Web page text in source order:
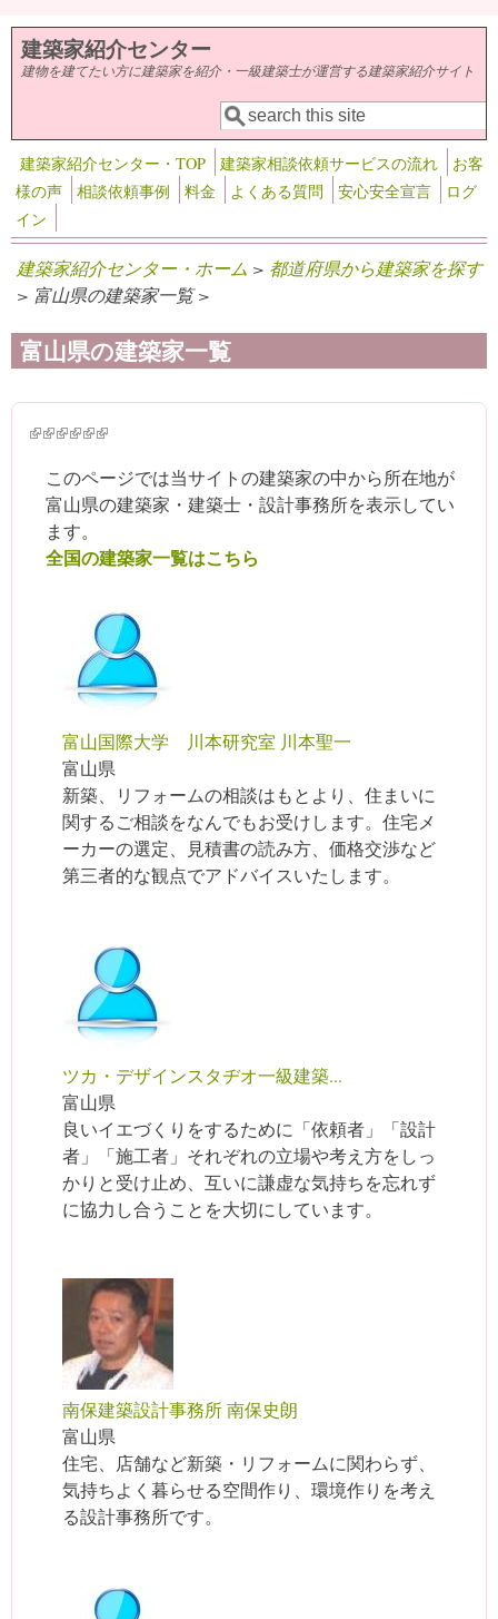
メインコンテンツに移動
建築家紹介センター
建物を建てたい方に建築家を紹介・一級建築士が運営する建築家紹介サイト
検索フォーム
検索
建築家紹介センター・TOP 建築家相談依頼サービスの流れ
お客
様の声
相談依頼事例 料金 よくある質問 安心安全宣言
ログ
イン
建築家紹介センター・ホーム > 都道府県から建築家を探す
> 富山県の建築家一覧 >
富山県の建築家一覧
(link is external)
(link is external)
(link is external)
(link is external)
(link is external)
(link is external)
このページでは当サイトの建築家の中から所在地が
富山県の建築家・建築士・設計事務所を表示してい
ます。
全国の建築家一覧はこちら
富山国際大学 川本研究室 川本聖一
富山県
新築、リフォームの相談はもとより、住まいに
関するご相談をなんでもお受けします。住宅メ
ーカーの選定、見積書の読み方、価格交渉など
第三者的な観点でアドバイスいたします。
ツカ・デザインスタヂオ一級建築...
富山県
良いイエづくりをするために「依頼者」「設計
者」「施工者」それぞれの立場や考え方をしっ
かりと受け止め、互いに謙虚な気持ちを忘れず
に協力し合うことを大切にしています。
南保建築設計事務所 南保史朗
富山県
住宅、店舗など新築・リフォームに関わらず、
気持ちよく暮らせる空間作り、環境作りを考え
る設計事務所です。